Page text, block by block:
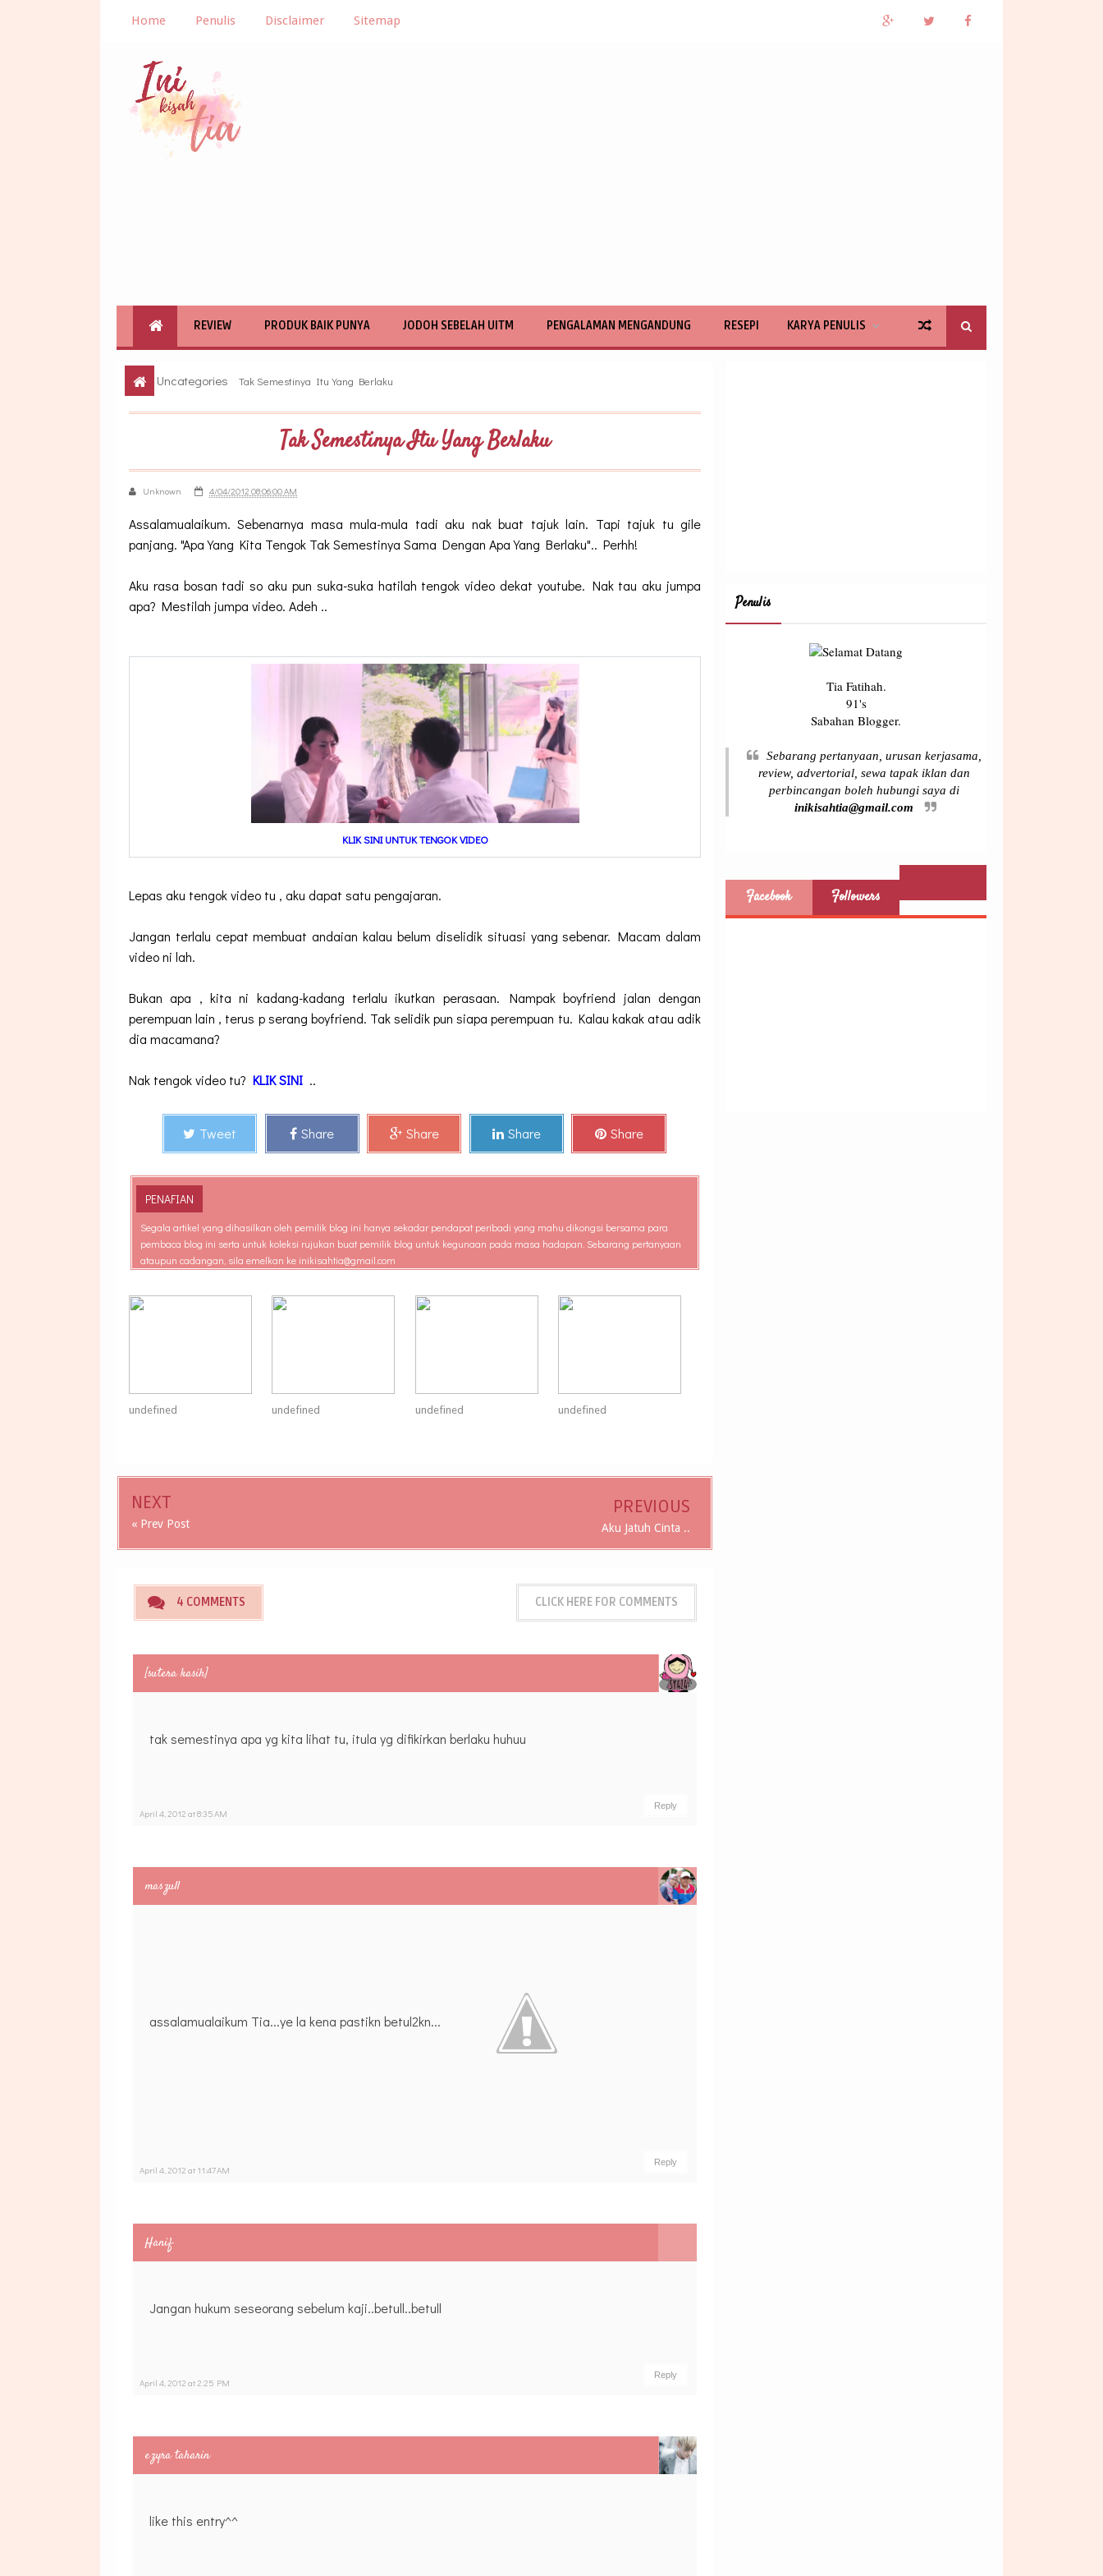
Home Penulis Disclaimer Sitemap
REVIEW PRODUK BAIK PUNYA JODOH SEBELAH UITM PENGALAMAN MENGANDUNG RESEPI KARYA PENULIS
Uncategories Tak Semestinya Itu Yang Berlaku
Tak Semestinya Itu Yang Berlaku
Unknown 4/04/2012 08:06:00 AM
Assalamualaikum. Sebenarnya masa mula-mula tadi aku nak buat tajuk lain. Tapi tajuk tu gile
panjang. "Apa Yang Kita Tengok Tak Semestinya Sama Dengan Apa Yang Berlaku".. Perhh!
Aku rasa bosan tadi so aku pun suka-suka hatilah tengok video dekat youtube. Nak tau aku jumpa
apa? Mestilah jumpa video. Adeh ..
KLIK SINI UNTUK TENGOK VIDEO
Lepas aku tengok video tu , aku dapat satu pengajaran.
Jangan terlalu cepat membuat andaian kalau belum diselidik situasi yang sebenar. Macam dalam
video ni lah.
Bukan apa , kita ni kadang-kadang terlalu ikutkan perasaan. Nampak boyfriend jalan dengan
perempuan lain , terus p serang boyfriend. Tak selidik pun siapa perempuan tu. Kalau kakak atau adik
dia macamana?
Nak tengok video tu? KLIK SINI ..
Tweet Share Share Share Share
PENAFIAN
Segala artikel yang dihasilkan oleh pemilik blog ini hanya sekadar pendapat peribadi yang mahu dikongsi bersama para
pembaca blog ini serta untuk koleksi rujukan buat pemilik blog untuk kegunaan pada masa hadapan. Sebarang pertanyaan
ataupun cadangan, sila emelkan ke inikisahtia@gmail.com
undefined undefined undefined undefined
NEXT
« Prev Post
PREVIOUS
Aku Jatuh Cinta ..
4 COMMENTS CLICK HERE FOR COMMENTS
[sutera kasih]
April 4, 2012 at 8:35 AM
tak semestinya apa yg kita lihat tu, itula yg difikirkan berlaku huhuu
Reply
maszull
April 4, 2012 at 11:47 AM
assalamualaikum Tia...ye la kena pastikn betul2kn...
Reply
Hanif
April 4, 2012 at 2:25 PM
Jangan hukum seseorang sebelum kaji..betull..betull
Reply
ezyra taharin
like this entry^^
Penulis
Tia Fatihah.
91's
Sabahan Blogger.
Sebarang pertanyaan, urusan kerjasama,
review, advertorial, sewa tapak iklan dan
perbincangan boleh hubungi saya di
inikisahtia@gmail.com
Facebook Followers